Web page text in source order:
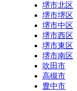
堺市北区
堺市堺区
堺市中区
堺市西区
堺市東区
堺市南区
吹田市
高槻市
豊中市